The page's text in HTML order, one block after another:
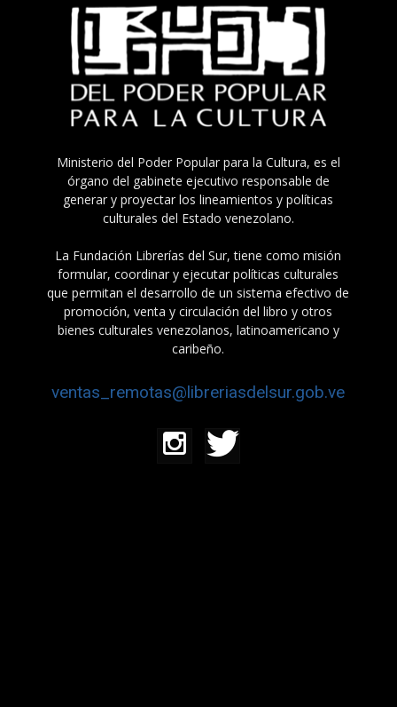
Ministerio del Poder Popular para la Cultura, es el
órgano del gabinete ejecutivo responsable de
generar y proyectar los lineamientos y políticas
culturales del Estado venezolano.
La Fundación Librerías del Sur, tiene como misión
formular, coordinar y ejecutar políticas culturales
que permitan el desarrollo de un sistema efectivo de
promoción, venta y circulación del libro y otros
bienes culturales venezolanos, latinoamericano y
caribeño.
ventas_remotas@libreriasdelsur.gob.ve